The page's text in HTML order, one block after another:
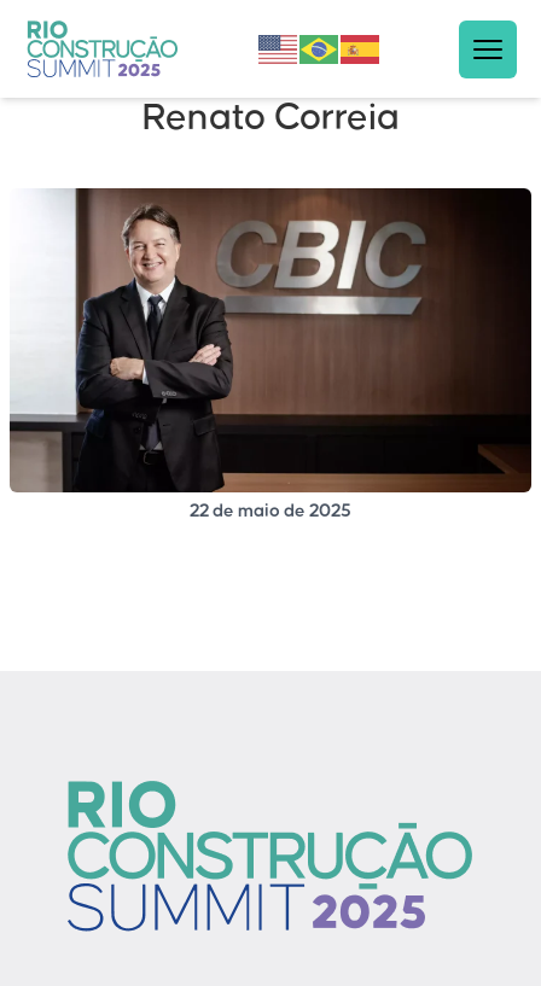
Renato Correia
22 de maio de 2025